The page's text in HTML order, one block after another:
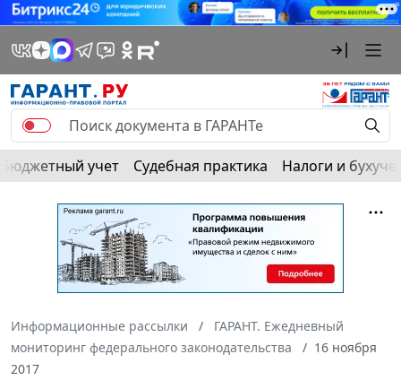
Бюджетный учет Судебная практика Налоги и
Информационные рассылки
ГАРАНТ. Ежедневный
мониторинг федерального законодательства
16 ноября
2017